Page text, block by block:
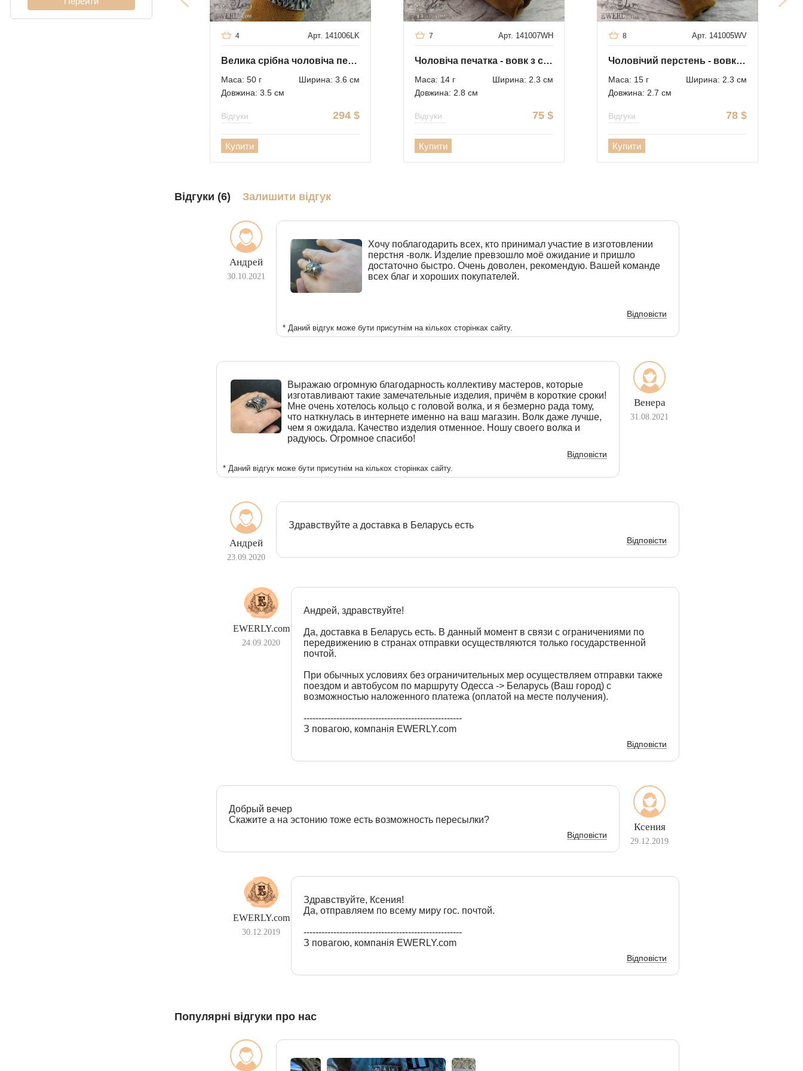
Арт. 141006LK
4
Велика срібна чоловіча печатка вовк
Маса: 50 г
Ширина: 3.6 см
Довжина: 3.5 см
294 $
Відгуки
Купити
Арт. 141007WH
7
Чоловіча печатка - вовк з срібла
Маса: 14 г
Ширина: 2.3 см
Довжина: 2.8 см
75 $
Відгуки
Купити
Арт. 141005WV
8
Чоловічий перстень - вовк з срібла
Маса: 15 г
Ширина: 2.3 см
Довжина: 2.7 см
78 $
Відгуки
Купити
Відгуки (6) Залишити відгук
Андрей
30.10.2021
Хочу поблагодарить всех, кто принимал участие в изготовлении
перстня -волк. Изделие превзошло моё ожидание и пришло
достаточно быстро. Очень доволен, рекомендую. Вашей команде
всех благ и хороших покупателей.
Відповісти
* Даний відгук може бути присутнім на кількох сторінках сайту.
Венера
31.08.2021
Выражаю огромную благодарность коллективу мастеров, которые
изготавливают такие замечательные изделия, причём в короткие сроки!
Мне очень хотелось кольцо с головой волка, и я безмерно рада тому,
что наткнулась в интернете именно на ваш магазин. Волк даже лучше,
чем я ожидала. Качество изделия отменное. Ношу своего волка и
радуюсь. Огромное спасибо!
Відповісти
* Даний відгук може бути присутнім на кількох сторінках сайту.
Андрей
23.09.2020
Здравствуйте а доставка в Беларусь есть
Відповісти
EWERLY.com
24.09.2020
Андрей, здравствуйте!
Да, доставка в Беларусь есть. В данный момент в связи с ограничениями по
передвижению в странах отправки осуществляются только государственной
почтой.
При обычных условиях без ограничительных мер осуществляем отправки также
поездом и автобусом по маршруту Одесса -> Беларусь (Ваш город) с
возможностью наложенного платежа (оплатой на месте получения).
-----------------------------------------------------
З повагою, компанія EWERLY.com
Відповісти
Ксения
29.12.2019
Добрый вечер
Скажите а на эстонию тоже есть возможность пересылки?
Відповісти
EWERLY.com
30.12.2019
Здравствуйте, Ксения!
Да, отправляем по всему миру гос. почтой.
-----------------------------------------------------
З повагою, компанія EWERLY.com
Відповісти
Популярні відгуки про нас